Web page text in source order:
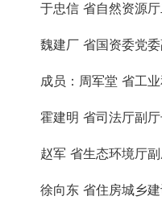
于忠信 省自然资源厅
魏建厂 省国资委党委
成员：周军堂 省工业
霍建明 省司法厅副厅
赵军 省生态环境厅副
徐向东 省住房城乡建